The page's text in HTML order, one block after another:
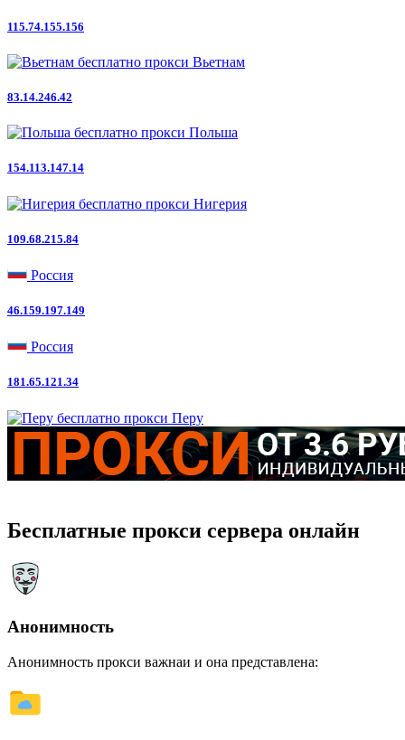
115.74.155.156
Вьетнам
83.14.246.42
Польша
154.113.147.14
Нигерия
109.68.215.84
Россия
46.159.197.149
Россия
181.65.121.34
Перу
Бесплатные прокси сервера онлайн
Анонимность
Анонимность прокси важнаи и она представлена: